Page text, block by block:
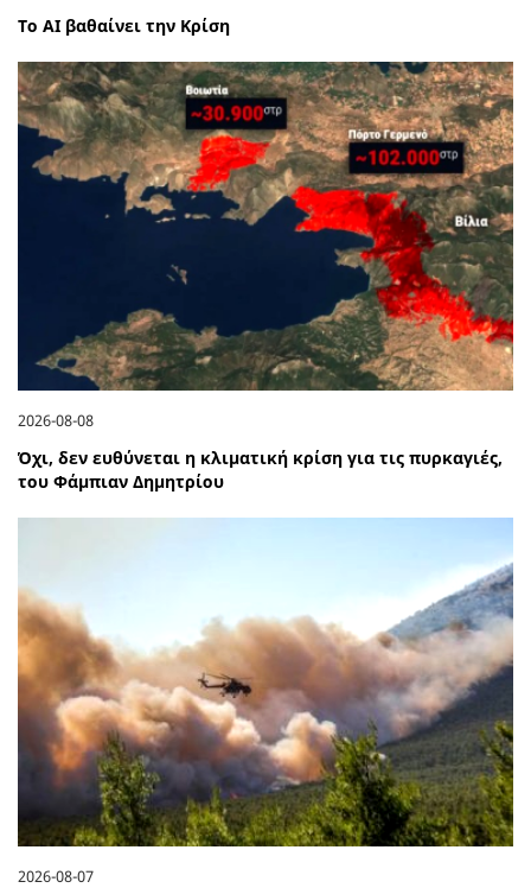
Το ΑΙ βαθαίνει την Κρίση
2026-08-08
Όχι, δεν ευθύνεται η κλιματική κρίση για τις πυρκαγιές,
του Φάμπιαν Δημητρίου
2026-08-07